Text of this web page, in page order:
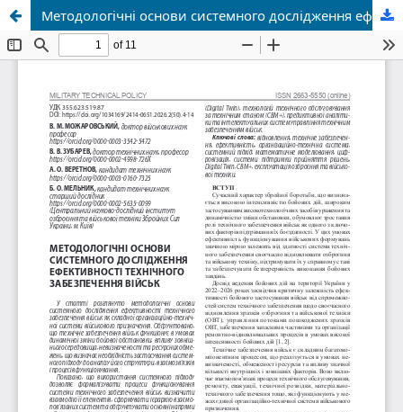
Методологічні основи системного дослідження ефективності технічного забезпечення військ